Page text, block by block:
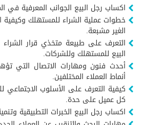
اكساب رجل البيع الجوانب المعرفية في
خطوات عملية الشراء للمستهلك وكيفية
الغير مشبعة.
التعرف على طبيعة متخذي قرار
البيع للمستهلك وللشركات.
أحدث فنون ومهارات الاتصال التي
أنماط العملاء المختلفين.
كيفية التعرف على الأسلوب الاجتماعي
كل عميل على حدة.
اكساب رجل البيع الخبرات التطبيقية